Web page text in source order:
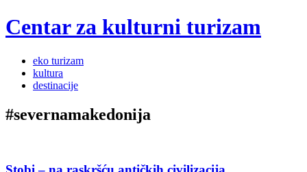
Centar za kulturni turizam
Menu
Skip
content
eko turizam
kultura
destinacije
#severnamakedonija